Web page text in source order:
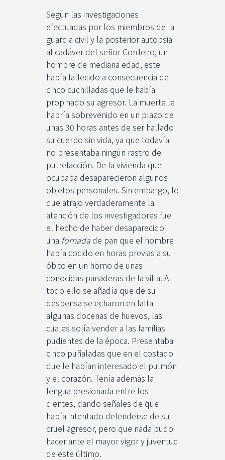
Según las investigaciones
efectuadas por los miembros de la
guardia civil y la posterior autopsia
al cadáver del señor Cordeiro, un
hombre de mediana edad, este
había fallecido a consecuencia de
cinco cuchilladas que le había
propinado su agresor. La muerte le
habría sobrevenido en un plazo de
unas 30 horas antes de ser hallado
su cuerpo sin vida, ya que todavía
no presentaba ningún rastro de
putrefacción. De la vivienda que
ocupaba desaparecieron algunos
objetos personales. Sin embargo, lo
que atrajo verdaderamente la
atención de los investigadores fue
el hecho de haber desaparecido
una fornadade pan que el hombre
había cocido en horas previas a su
óbito en un horno de unas
conocidas panaderas de la villa. A
todo ello se añadía que de su
despensa se echaron en falta
algunas docenas de huevos, las
cuales solía vender a las familias
pudientes de la época. Presentaba
cinco puñaladas que en el costado
que le habían interesado el pulmón
y el corazón. Tenía además la
lengua presionada entre los
dientes, dando señales de que
había intentado defenderse de su
cruel agresor, pero que nada pudo
hacer ante el mayor vigor y juventud
de este último.